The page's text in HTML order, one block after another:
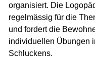
organisiert. Die
regelmässig für die
und fordert die
individuellen Übungen
Schluckens.